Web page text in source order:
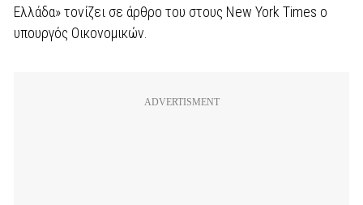
Ελλάδα» τονίζει σε άρθρο του στους New York Times o
υπουργός Οικονομικών.